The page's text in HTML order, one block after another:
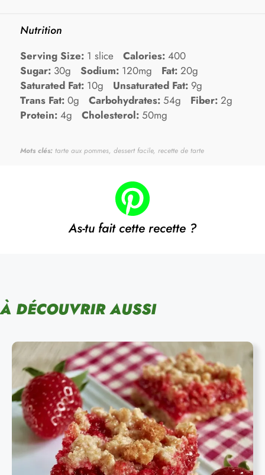
Nutrition
Serving Size: 1 slice Calories: 400
Sugar: 30g Sodium: 120mg Fat: 20g
Saturated Fat: 10g Unsaturated Fat: 9g
Trans Fat: 0g Carbohydrates: 54g Fiber: 2g
Protein: 4g Cholesterol: 50mg
Mots clés: tarte aux pommes, dessert facile, recette de tarte
As-tu fait cette recette ?
À DÉCOUVRIR AUSSI